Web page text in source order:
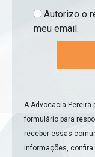
Autorizo o
meu email.
A Advocacia
formulário para
receber essas
informações, confira